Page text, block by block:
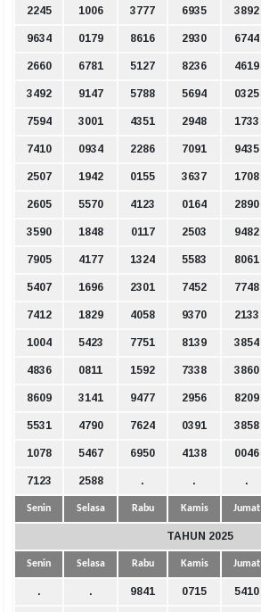
2245 1006 3777 6935 3892
9634 0179 8616 2930 6744
2660 6781 5127 8236 4619
3492 9147 5788 5694 0325
7594 3001 4351 2948 1733
7410 0934 2286 7091 9435
2507 1942 0155 3637 1708
2605 5570 4123 0164 2890
3590 1848 0117 2503 9482
7905 4177 1324 5583 8061
5407 1696 2301 7452 7748
7412 1829 4058 9370 2133
1004 5423 7751 8139 3854
4836 0811 1592 7338 3860
8609 3141 9477 2956 8209
5531 4790 7624 0391 3858
1078 5467 6950 4138 0046
7123 2588 . . .
Senin Selasa Rabu Kamis Jumat
TAHUN 2025
Senin Selasa Rabu Kamis Jumat
. . 9841 0715 5410